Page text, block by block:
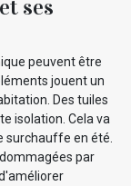
ses
peuvent être
jouent un
Des tuiles
isolation. Cela va
surchauffe en été.
par